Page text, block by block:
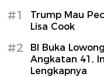
#1
Trump Mau
Lisa Cook
#2
BI Buka
Angkatan 41,
Lengkapnya